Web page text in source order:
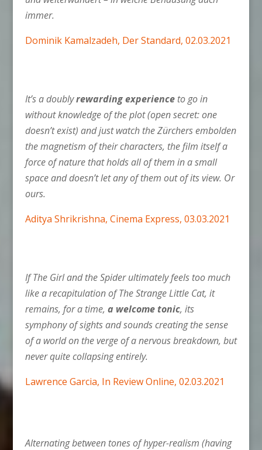
immer.
Dominik Kamalzadeh, Der Standard, 02.03.2021
It’s a doublyrewarding experienceto go in
without knowledge of the plot (open secret: one
doesn’t exist) and just watch the Zürchers embolden
the magnetism of their characters, the film itself a
force of nature that holds all of them in a small
space and doesn’t let any of them out of its view. Or
ours.
Aditya Shrikrishna, Cinema Express, 03.03.2021
If The Girl and the Spider ultimately feels too much
like a recapitulation of The Strange Little Cat, it
remains, for a time, a welcome tonic, its
symphony of sights and sounds creating the sense
of a world on the verge of a nervous breakdown, but
never quite collapsing entirely.
Lawrence Garcia, In Review Online, 02.03.2021
Alternating between tones of hyper-realism (having